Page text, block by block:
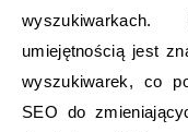
umiejętnością jest
wyszukiwarek, co
SEO do